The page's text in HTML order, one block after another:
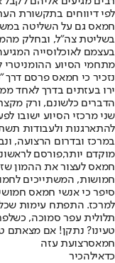
לפי דיווחים בתקשורת
חמאס גם על השליטה
בשליטת צה"ל, ובחלק
בעצמם לאוכלוסייה
מתחמי הסיוע ההומניטרי
נזכיר כי חמאס פרסם
ירו בעזתים בדרך לאחד
הדברים כלשונם, ורק
שני מרכזי הסיוע ישובו
להתארגנות ולעבודות
במרכז ובדרום הרצועה,
מוקדם יותר,פורסם
חמאס לעצור את ההמון
חמושות, המשתייכים
סיפר כי אנשי חמאס
למרכז. התפתח עימות
תלולית עפר סמוכה,
טעינו? נתקן! אם
חמאסרצועת עזה
כדאילהכיר